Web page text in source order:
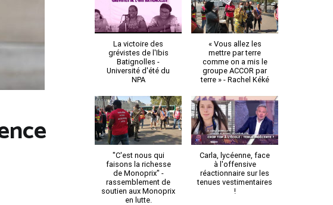
La victoire des
grévistes de l'Ibis
Batignolles -
Université d'été du
NPA
« Vous allez les
mettre par terre
comme on a mis le
groupe ACCOR par
terre » - Rachel Kéké
"C'est nous qui
faisons la richesse
de Monoprix" -
rassemblement de
soutien aux Monoprix
en lutte.
Carla, lycéenne, face
à l'offensive
réactionnaire sur les
tenues vestimentaires
!